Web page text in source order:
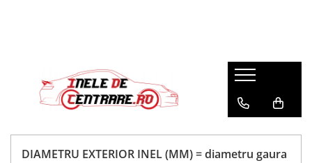
DIAMETRU EXTERIOR INEL (MM) = diametru gaura